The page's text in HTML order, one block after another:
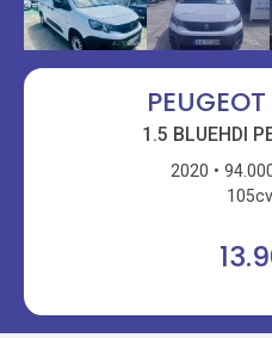
1.5 BLUEHDI
2020
105cv